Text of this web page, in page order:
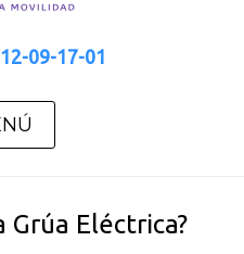
09-17-01
Grúa Eléctrica?